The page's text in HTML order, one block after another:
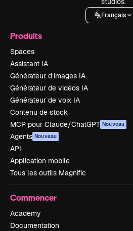
Français
Produits
Spaces
Assistant IA
Générateur d’images IA
Générateur de vidéos IA
Générateur de voix IA
Contenu de stock
MCP pour Claude/ChatGPT Nouveau
Agents Nouveau
API
Application mobile
Tous les outils Magnific
Commencer
Academy
Documentation